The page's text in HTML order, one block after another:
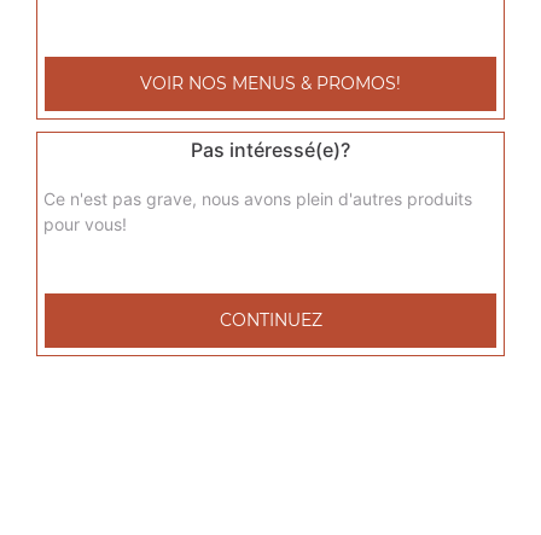
oignons, chèvre
9.00€
del grec junior
9.00€
VOIR NOS MENUS & PROMOS!
Pas intéressé(e)?
Ce n'est pas grave, nous avons plein d'autres produits
pour vous!
CONTINUEZ